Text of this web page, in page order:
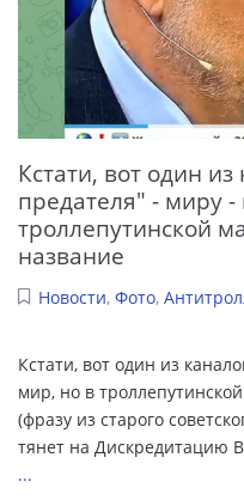
Кстати, вот один
предателя" - миру
троллепутинской
название
Новости, Фото,
Кстати, вот один из
мир, но в
(фразу из старого
тянет на Дискредитацию
...